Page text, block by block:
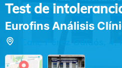
Test de
Eurofins Análisis